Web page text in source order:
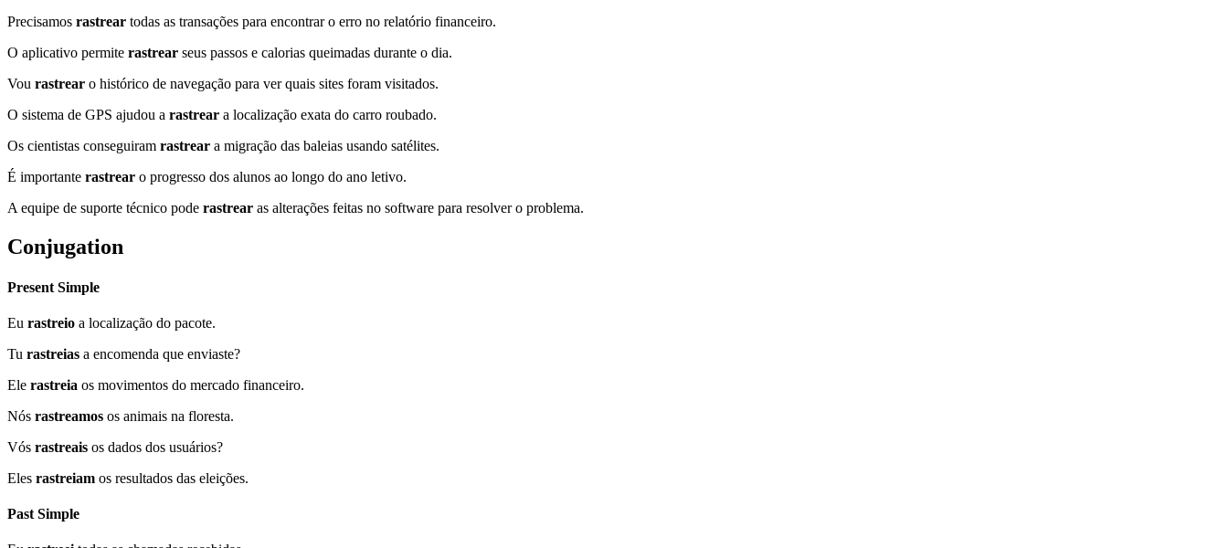
Precisamos rastrear todas as transações para encontrar o erro no relatório financeiro.
O aplicativo permite rastrear seus passos e calorias queimadas durante o dia.
Vou rastrear o histórico de navegação para ver quais sites foram visitados.
O sistema de GPS ajudou a rastrear a localização exata do carro roubado.
Os cientistas conseguiram rastrear a migração das baleias usando satélites.
É importante rastrear o progresso dos alunos ao longo do ano letivo.
A equipe de suporte técnico pode rastrear as alterações feitas no software para resolver o problema.
Conjugation
Present Simple
Eu rastreio a localização do pacote.
Tu rastreias a encomenda que enviaste?
Ele rastreia os movimentos do mercado financeiro.
Nós rastreamos os animais na floresta.
Vós rastreais os dados dos usuários?
Eles rastreiam os resultados das eleições.
Past Simple